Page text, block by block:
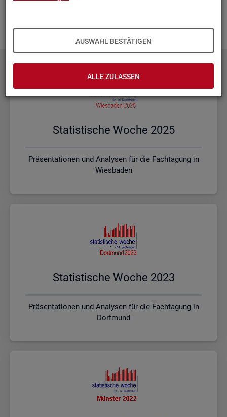
AUSWAHL BESTÄTIGEN
ALLE ZULASSEN
Sta­tis­ti­sche Woche 2025
Präsentationen und Analysen für die Fachtagung in
Wiesbaden
Sta­tis­ti­sche Woche 2023
Präsentationen und Analysen für die Fachtagung in
Dortmund